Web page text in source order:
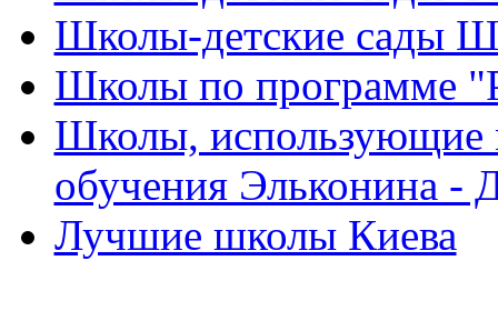
Школы-детские сады
Школы по программе
Школы, использующие
обучения Эльконина -
Лучшие школы Киева